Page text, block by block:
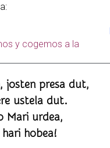
y cogemos a la
josten presa dut,
ustela dut.
Mari urdea,
hobea!